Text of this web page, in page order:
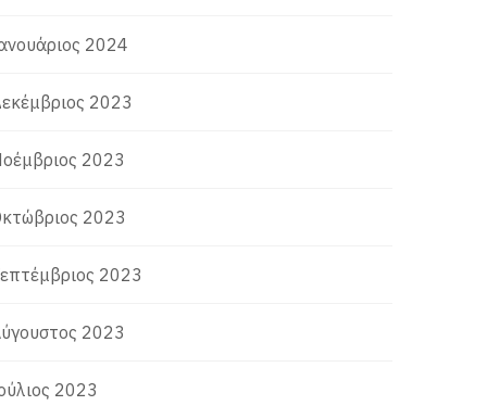
2024
2023
2023
2023
2023
2023
2023